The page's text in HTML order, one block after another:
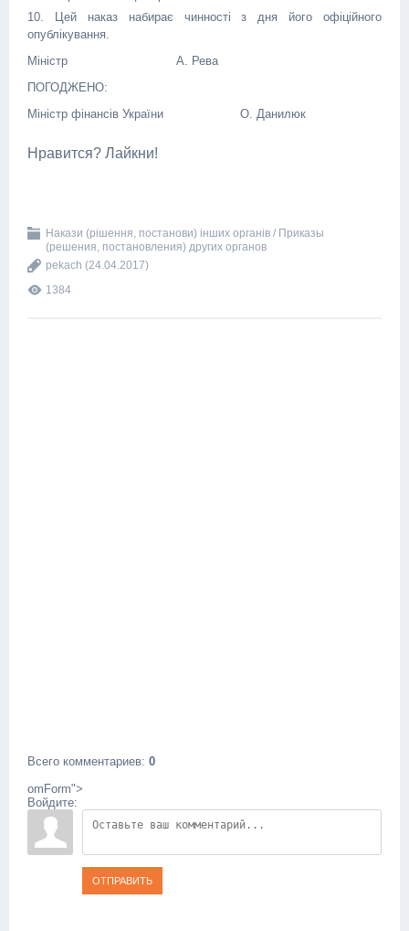
10. Цей наказ набирає чинності з дня його офіційного
опублікування.
Міністр
А. Рева
ПОГОДЖЕНО:
Міністр фінансів України
О. Данилюк
Нравится? Лайкни!
Накази (рішення, постанови) інших органів / Приказы
(решения, постановления) других органов
pekach (24.04.2017)
1384
Всего комментариев: 0
omForm">
Войдите:
ОТПРАВИТЬ